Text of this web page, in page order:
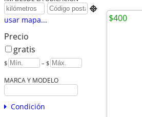

usar mapa...
Precio
gratis
$ – $
MARCA Y MODELO
Condición
$400